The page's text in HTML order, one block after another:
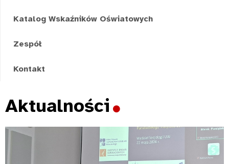
Katalog Wskaźników Oświatowych
Zespół
Kontakt
Aktualności